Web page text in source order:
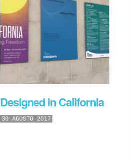
Designed in California
30 AGOSTO 2017